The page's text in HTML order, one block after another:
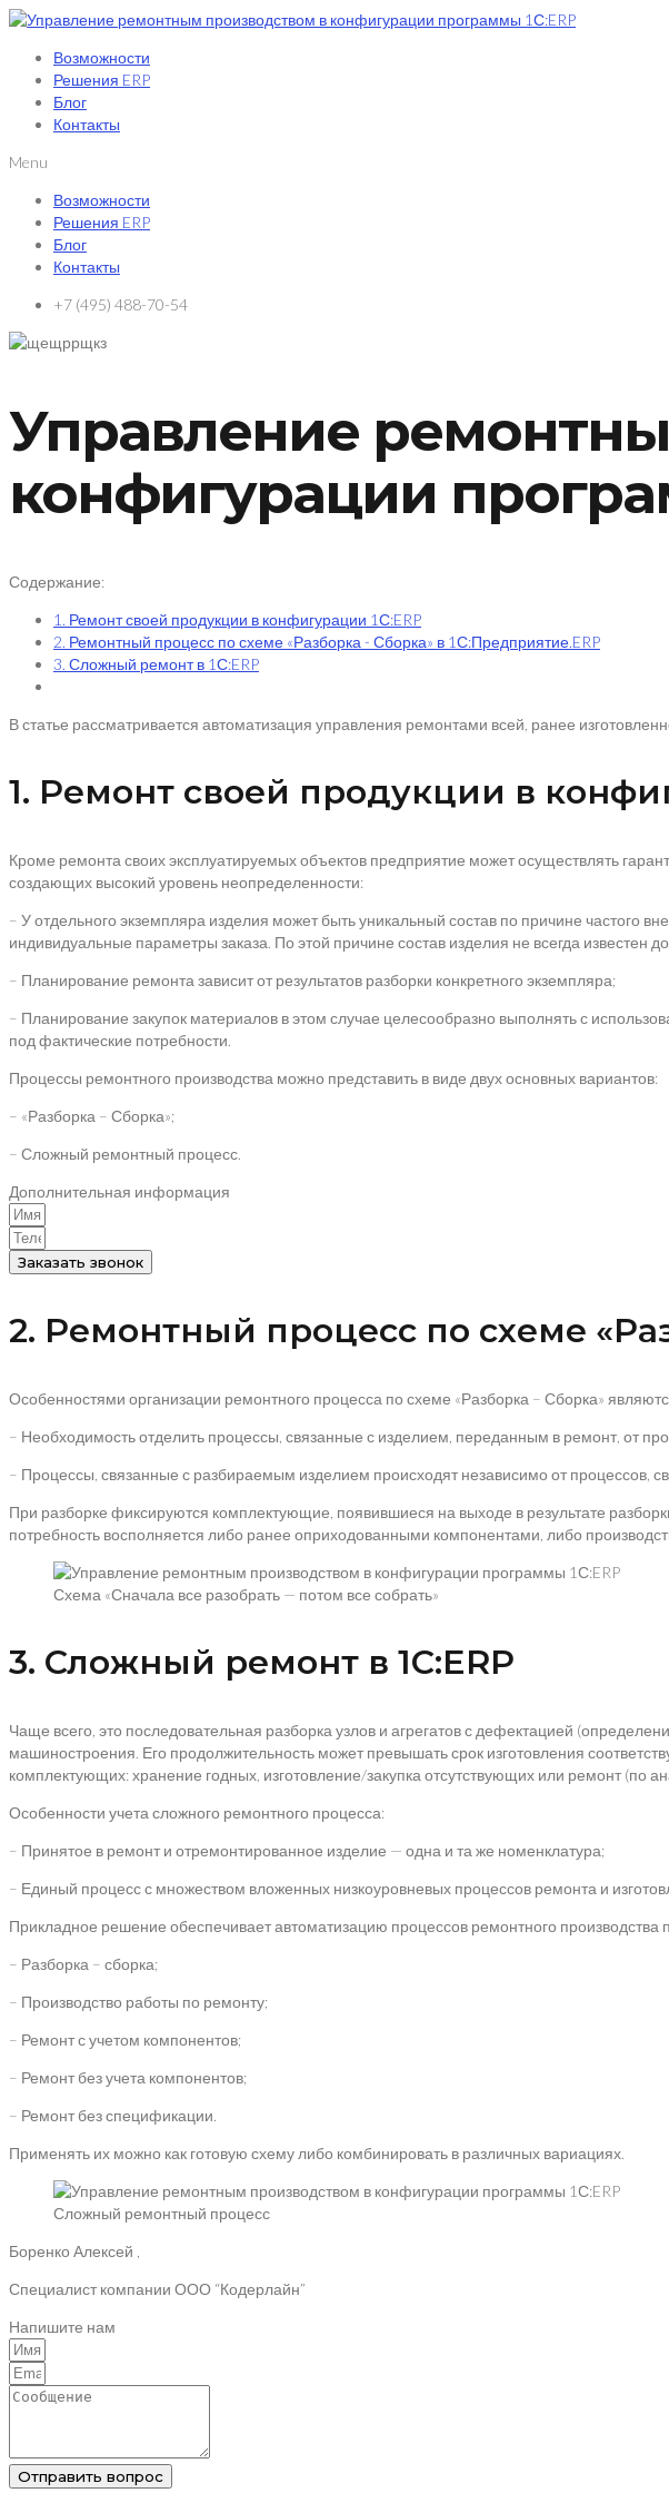
Возможности
Решения ERP
Блог
Контакты
Menu
Возможности
Решения ERP
Блог
Контакты
+7 (495) 488-70-54
Управление
конфигурации
Содержание:
1. Ремонт своей продукции в конфигурации 1С:ERP
2. Ремонтный процесс по схеме «Разборка - Сборка» в 1С:Предприятие.ERP
3. Сложный ремонт в 1С:ERP
В статье рассматривается автоматизация управления ремонтами всей, ранее
1. Ремонт своей продукции в
Кроме ремонта своих эксплуатируемых объектов предприятие может осуществлять
создающих высокий уровень неопределенности:
– У отдельного экземпляра изделия может быть уникальный состав по причине частого
индивидуальные параметры заказа. По этой причине состав изделия не всегда известен
– Планирование ремонта зависит от результатов разборки конкретного экземпляра;
– Планирование закупок материалов в этом случае целесообразно выполнять с
под фактические потребности.
Процессы ремонтного производства можно представить в виде двух основных вариантов:
– «Разборка – Сборка»;
– Сложный ремонтный процесс.
Дополнительная информация
Заказать звонок
2. Ремонтный процесс по схеме
Особенностями организации ремонтного процесса по схеме «Разборка – Сборка»
– Необходимость отделить процессы, связанные с изделием, переданным в ремонт, от
– Процессы, связанные с разбираемым изделием происходят независимо от процессов,
При разборке фиксируются комплектующие, появившиеся на выходе в результате
потребность восполняется либо ранее оприходованными компонентами, либо
Схема «Сначала все разобрать — потом все собрать»
3. Сложный ремонт в 1С:ERP
Чаще всего, это последовательная разборка узлов и агрегатов с дефектацией
машиностроения. Его продолжительность может превышать срок изготовления
комплектующих: хранение годных, изготовление/закупка отсутствующих или ремонт (по
Особенности учета сложного ремонтного процесса:
– Принятое в ремонт и отремонтированное изделие — одна и та же номенклатура;
– Единый процесс с множеством вложенных низкоуровневых процессов ремонта и
Прикладное решение обеспечивает автоматизацию процессов ремонтного производства
– Разборка – сборка;
– Производство работы по ремонту;
– Ремонт с учетом компонентов;
– Ремонт без учета компонентов;
– Ремонт без спецификации.
Применять их можно как готовую схему либо комбинировать в различных вариациях.
Сложный ремонтный процесс
Боренко Алексей ,
Специалист компании ООО “Кодерлайн”
Напишите нам
Отправить вопрос